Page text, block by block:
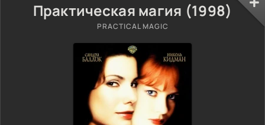
Практическая магия (1998)
PRACTICAL MAGIC